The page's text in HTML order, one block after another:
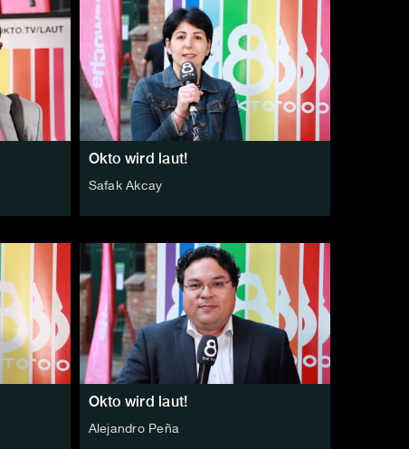
Okto wird laut!
Safak Akcay
Okto wird laut!
Alejandro Peña